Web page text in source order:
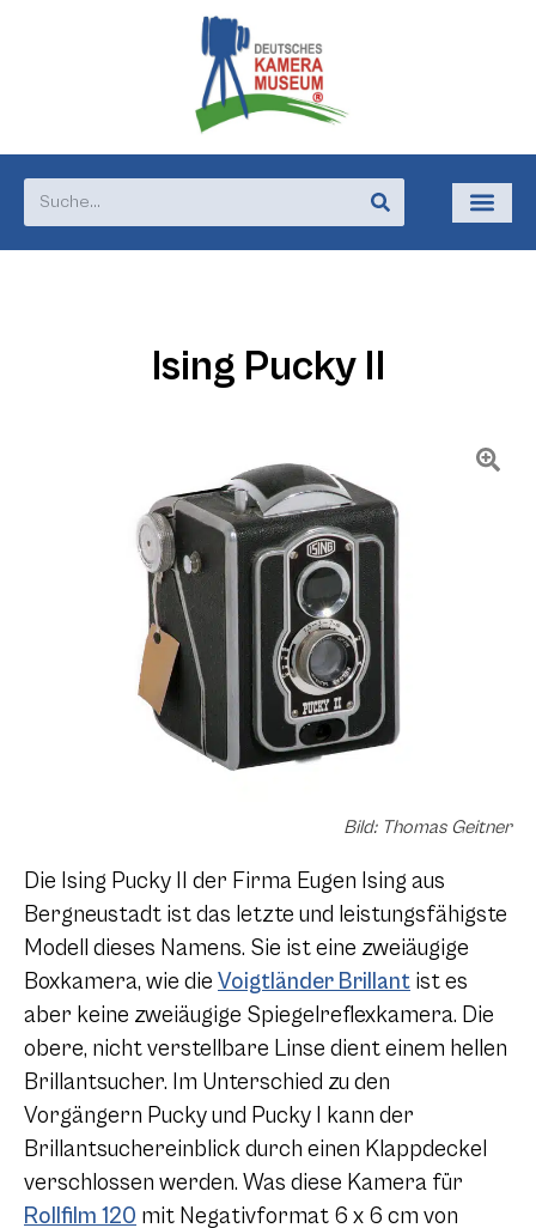
Ising Pucky II
Bild: Thomas Geitner
Die Ising Pucky II der Firma Eugen Ising aus
Bergneustadt ist das letzte und leistungsfähigste
Modell dieses Namens. Sie ist eine zweiäugige
Boxkamera, wie die Voigtländer Brillant ist es
aber keine zweiäugige Spiegelreflexkamera. Die
obere, nicht verstellbare Linse dient einem hellen
Brillantsucher. Im Unterschied zu den
Vorgängern Pucky und Pucky I
kann der
Brillantsuchereinblick durch einen Klappdeckel
verschlossen werden. Was diese Kamera für
Rollfilm 120 mit Negativformat 6 x 6 cm von